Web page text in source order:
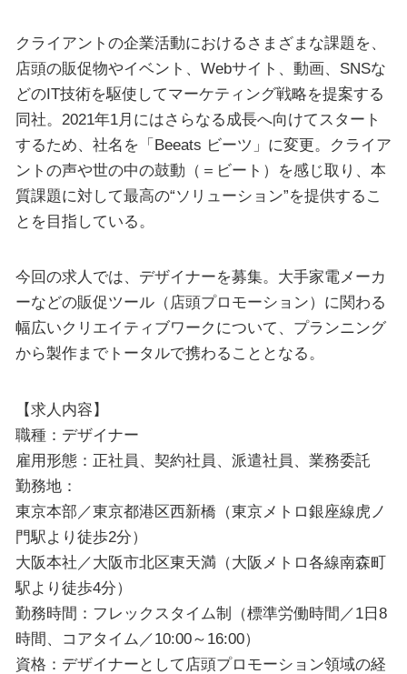
クライアントの企業活動におけるさまざまな課題を、
店頭の販促物やイベント、Webサイト、動画、SNSな
どのIT技術を駆使してマーケティング戦略を提案する
同社。2021年1月にはさらなる成長へ向けてスタート
するため、社名を「Beeats ビーツ」に変更。クライア
ントの声や世の中の鼓動（＝ビート）を感じ取り、本
質課題に対して最高の“ソリューション”を提供するこ
とを目指している。
今回の求人では、デザイナーを募集。大手家電メーカ
ーなどの販促ツール（店頭プロモーション）に関わる
幅広いクリエイティブワークについて、プランニング
から製作までトータルで携わることとなる。
【求人内容】
職種：デザイナー
雇用形態：正社員、契約社員、派遣社員、業務委託
勤務地：
東京本部／東京都港区西新橋（東京メトロ銀座線虎ノ
門駅より徒歩2分）
大阪本社／大阪市北区東天満（大阪メトロ各線南森町
駅より徒歩4分）
勤務時間：フレックスタイム制（標準労働時間／1日8
時間、コアタイム／10:00～16:00）
資格：デザイナーとして店頭プロモーション領域の経